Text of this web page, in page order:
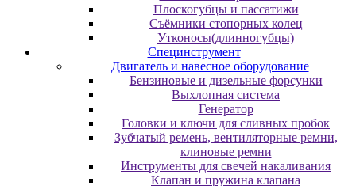
Плоскогубцы и пассатижи
Съёмники стопорных колец
Утконосы(длинногубцы)
Специнструмент
Двигатель и навесное оборудование
Бензиновые и дизельные форсунки
Выхлопная система
Генератор
Головки и ключи для сливных пробок
Зубчатый ремень, вентиляторные ремни,
клиновые ремни
Инструменты для свечей накаливания
Клапан и пружина клапана